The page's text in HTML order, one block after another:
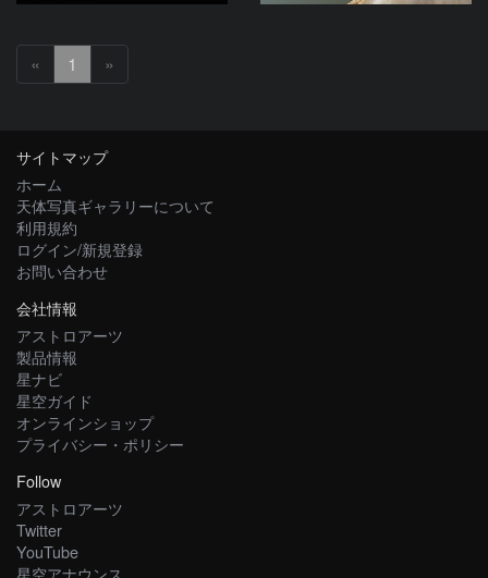
« 1 »
サイトマップ
ホーム
天体写真ギャラリーについて
利用規約
ログイン/新規登録
お問い合わせ
会社情報
アストロアーツ
製品情報
星ナビ
星空ガイド
オンラインショップ
プライバシー・ポリシー
Follow
アストロアーツ
Twitter
YouTube
星空アナウンス